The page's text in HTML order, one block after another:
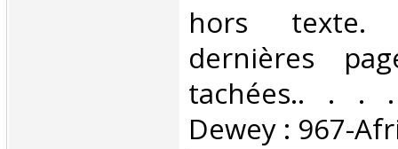
hors texte.
dernières
tachées.. . . .
Dewey : 967-